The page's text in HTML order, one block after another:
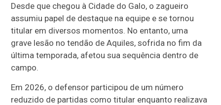
Desde que chegou à Cidade do Galo, o zagueiro
assumiu papel de destaque na equipe e se tornou
titular em diversos momentos. No entanto, uma
grave lesão no tendão de Aquiles, sofrida no fim da
última temporada, afetou sua sequência dentro de
campo.
Em 2026, o defensor participou de um número
reduzido de partidas como titular enquanto realizava